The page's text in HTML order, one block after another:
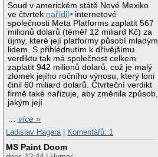
Soud v americkém státě Nové Mexiko
ve čtvrtek nařídil
internetové
společnosti Meta Platforms zaplatit 567
milionů dolarů (téměř 12 miliard Kč) za
újmy, které její platformy působí mladým
lidem. S přihlédnutím k dřívějšímu
verdiktu tak má společnost celkem
zaplatit 942 milionů dolarů, což je malý
zlomek jejího ročního výnosu, který loni
činil 60 miliard dolarů. Čtvrteční verdikt
firmě také nařizuje, aby změnila způsob,
jakým její
…více »
Ladislav Hagara
Komentářů: 1
MS Paint Doom